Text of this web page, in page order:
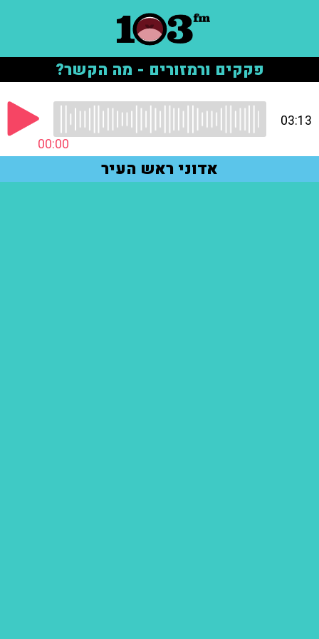
פקקים ורמזורים - מה הקשר?
00:00
03:13
אדוני ראש העיר